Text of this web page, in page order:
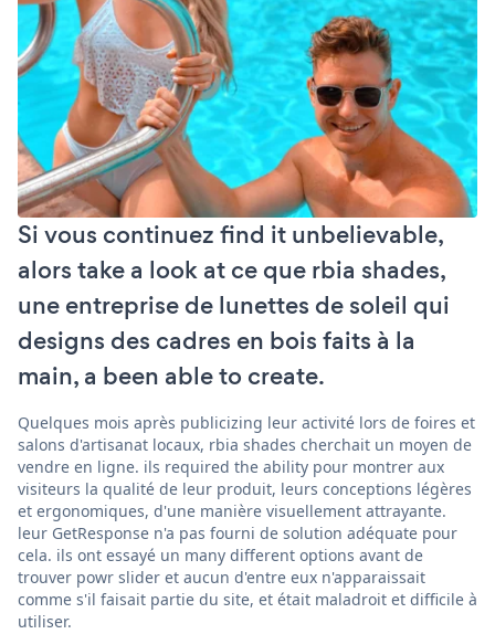
Si vous continuez find it unbelievable,
alors take a look at ce que rbia shades,
une entreprise de lunettes de soleil qui
designs des cadres en bois faits à la
main, a been able to create.
Quelques mois après publicizing leur activité lors de foires et
salons d'artisanat locaux, rbia shades cherchait un moyen de
vendre en ligne. ils required the ability pour montrer aux
visiteurs la qualité de leur produit, leurs conceptions légères
et ergonomiques, d'une manière visuellement attrayante.
leur GetResponse n'a pas fourni de solution adéquate pour
cela. ils ont essayé un many different options avant de
trouver powr slider et aucun d'entre eux n'apparaissait
comme s'il faisait partie du site, et était maladroit et difficile à
utiliser.